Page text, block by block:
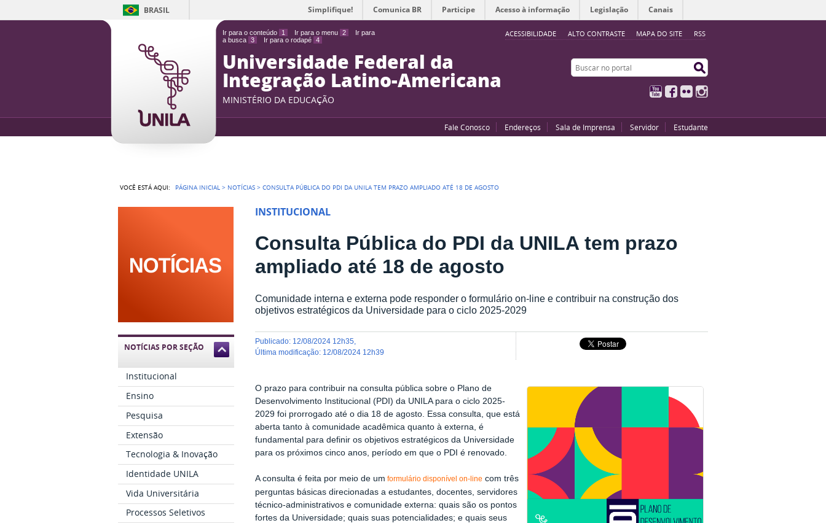
Ir para o conteúdo 1 Ir para o menu 2
Ir para
a busca 3 Ir para o rodapé 4
ACESSIBILIDADE ALTO CONTRASTE MAPA DO SITE RSS
BRASIL Simplifique! Comunica BR Participe Acesso à informação Legislação Canais
Universidade Federal da
Integração Latino-Americana
MINISTÉRIO DA EDUCAÇÃO
Buscar no portal
YouTubeFacebook
Flickr
Fale Conosco Endereços Sala de Imprensa Servidor Estudante
VOCÊ ESTÁ AQUI: PÁGINA INICIAL > NOTÍCIAS >CONSULTA PÚBLICA DO PDI DA UNILA TEM PRAZO AMPLIADO ATÉ 18 DE AGOSTO
NOTÍCIAS POR SEÇÃO
Institucional
Ensino
Pesquisa
Extensão
Tecnologia & Inovação
Identidade UNILA
Vida Universitária
Processos Seletivos
INSTITUCIONAL
Consulta Pública do PDI da UNILA tem prazo
ampliado até 18 de agosto
Comunidade interna e externa pode responder o formulário on-line e contribuir na construção dos
objetivos estratégicos da Universidade para o ciclo 2025-2029
publicado: 12/08/2024 12h35
última modificação: 12/08/2024 12h39
O prazo para contribuir na consulta pública sobre o Plano de
Desenvolvimento Institucional (PDI) da UNILA para o ciclo 2025-
2029 foi prorrogado até o dia 18 de agosto. Essa consulta, que está
aberta tanto à comunidade acadêmica quanto à externa, é
fundamental para definir os objetivos estratégicos da Universidade
para os próximos cinco anos, período em que o PDI é renovado.
A consulta é feita por meio de um formulário disponível on-line com três
perguntas básicas direcionadas a estudantes, docentes, servidores
técnico-administrativos e comunidade externa: quais são os pontos
fortes da Universidade; quais suas potencialidades; e quais seus